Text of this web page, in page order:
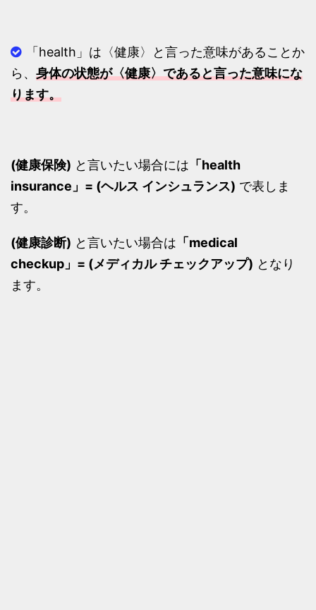
「health」は〈健康〉と言った意味があることか
ら、 身体の状態が〈健康〉であると言った意味にな
ります。
(健康保険) と言いたい場合には 「health
insurance」= (ヘルス インシュランス) で表しま
す。
(健康診断) と言いたい場合は 「medical
checkup」= (メディカル チェックアップ) となり
ます。